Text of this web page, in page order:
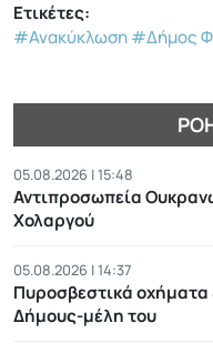
Ετικέτες:
#Ανακύκλωση#Δήμος
05.08.2026 | 15:48
Αντιπροσωπεία
Χολαργού
05.08.2026 | 14:37
Πυροσβεστικά
Δήμους-μέλη του